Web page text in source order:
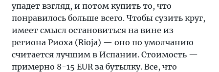
упадет взгляд, и потом купить то, что
понравилось больше всего. Чтобы сузить круг,
имеет смысл остановиться на вине из
региона Риоха (Rioja) — оно по умолчанию
считается лучшим в Испании. Стоимость —
примерно 8-15 EUR за бутылку. Все, что